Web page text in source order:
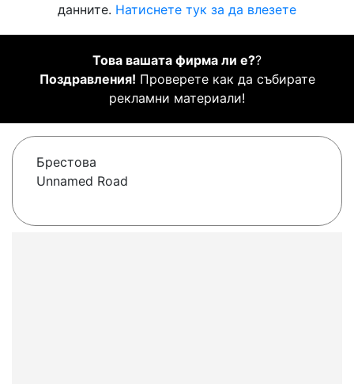
данните. Натиснете тук за да влезете
Това вашата фирма ли е??
Поздравления! Проверете как да събирате
рекламни материали!
Брестова
Unnamed Road